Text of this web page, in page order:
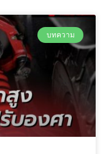
บทความ